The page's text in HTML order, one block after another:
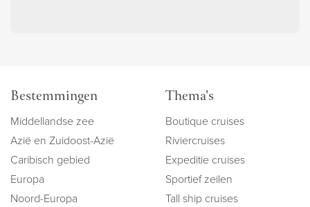
Bestemmingen
Middellandse zee
Azië en Zuidoost-Azië
Caribisch gebied
Europa
Noord-Europa
Thema's
Boutique cruises
Riviercruises
Expeditie cruises
Sportief zeilen
Tall ship cruises